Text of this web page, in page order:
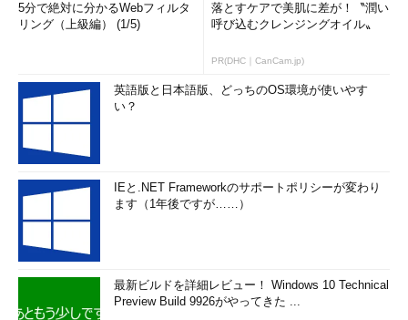
5分で絶対に分かるWebフィルタ
リング（上級編） (1/5)
落とすケアで美肌に差が！〝潤い
呼び込むクレンジングオイル〟
PR(DHC｜CanCam.jp)
英語版と日本語版、どっちのOS環境が使いやす
い？
IEと.NET Frameworkのサポートポリシーが変わり
ます（1年後ですが……）
最新ビルドを詳細レビュー！ Windows 10 Technical
Preview Build 9926がやってきた ...